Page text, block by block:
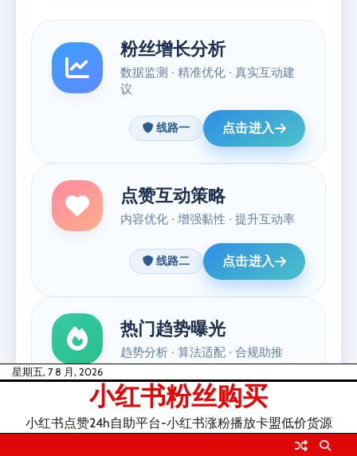
Skip星期五, 7 8 月, 2026
小红书粉丝购买
小红书点赞24h自助平台-小红书涨粉播放卡盟低价货源